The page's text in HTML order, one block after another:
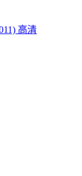
高清